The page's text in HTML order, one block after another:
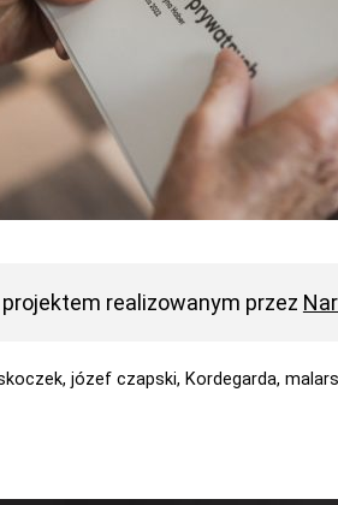
realizowanym przez
józef czapski, Kordegarda,